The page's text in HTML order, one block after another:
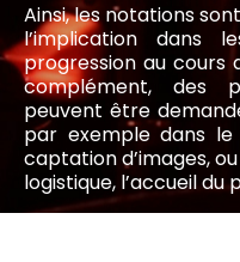
Ainsi, les notations
l’implication dans
progression au cours
complément, des
peuvent être
par exemple dans
captation d’images,
logistique, l’accueil du